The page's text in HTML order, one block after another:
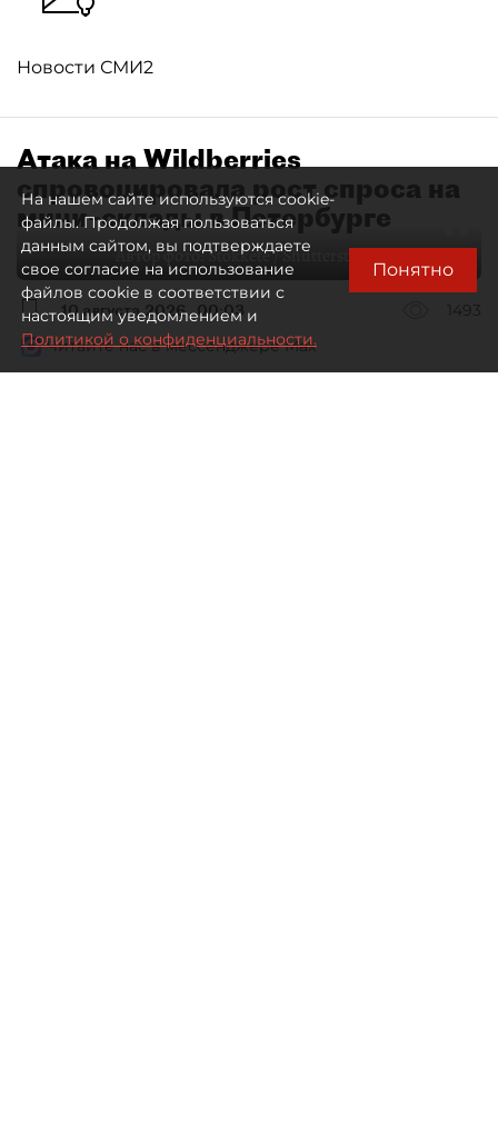
Новости СМИ2
Атака на Wildberries
спровоцировала рост спроса на
мини–склады в Петербурге
Автор фото:Stokkete / Shutterstock / FOTODOM
10 августа 2026 00:03
1493
Читайте нас в мессенджере Max
На нашем сайте используются cookie-
файлы. Продолжая пользоваться
данным сайтом, вы подтверждаете
свое согласие на использование
файлов cookie в соответствии с
настоящим уведомлением и
Политикой о конфиденциальности.
Понятно